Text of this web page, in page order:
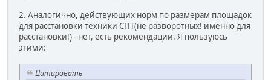
2. Аналогично, действующих норм по размерам площадок
для расстановки техники СПТ(не разворотных! именно для
расстановки!) - нет, есть рекомендации. Я пользуюсь
этими:
Цитировать